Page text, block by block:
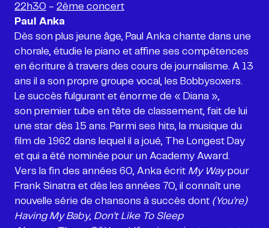
22h30 - 2ème concert
Paul Anka
Dès son plus jeune âge, Paul Anka chante dans une
chorale, étudie le piano et affine ses compétences
en écriture à travers des cours de journalisme. A 13
ans il a son propre groupe vocal, les Bobbysoxers.
Le succès fulgurant et énorme de « Diana »,
son premier tube en tête de classement, fait de lui
une star dès 15 ans. Parmi ses hits, la musique du
film de 1962 dans lequel il a joué, The Longest Day
et qui a été nominée pour un Academy Award.
Vers la fin des années 60, Anka écrit My Waypour
Frank Sinatra et dès les années 70, il connaît une
nouvelle série de chansons à succès dont (You’re)
Having My Baby, Don’t Like To Sleep